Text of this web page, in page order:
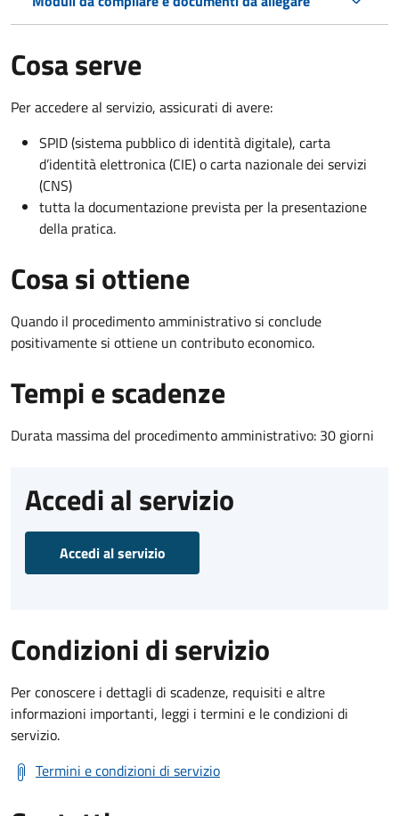
Cosa serve
Per accedere al servizio, assicurati di avere:
SPID (sistema pubblico di identità digitale), carta
d’identità elettronica (CIE) o carta nazionale dei servizi
(CNS)
tutta la documentazione prevista per la presentazione
della pratica.
Cosa si ottiene
Quando il procedimento amministrativo si conclude
positivamente si ottiene un contributo economico.
Tempi e scadenze
Durata massima del procedimento amministrativo: 30 giorni
Accedi al servizio
Accedi al servizio
Condizioni di servizio
Per conoscere i dettagli di scadenze, requisiti e altre
informazioni importanti, leggi i termini e le condizioni di
servizio.
Termini e condizioni di servizio